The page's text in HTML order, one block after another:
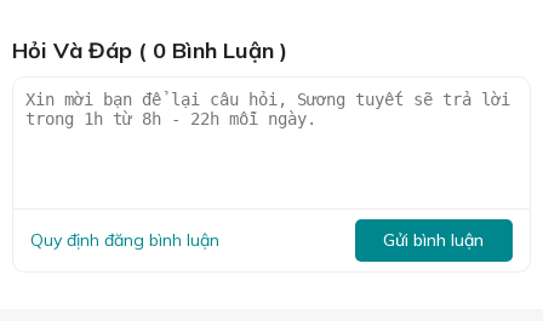
Hỏi Và Đáp ( 0 Bình Luận )
Quy định đăng bình luận Gửi bình luận